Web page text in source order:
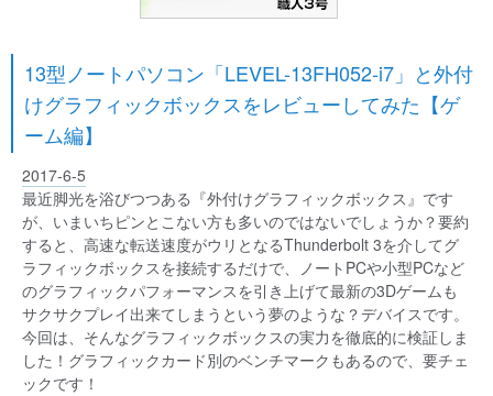
13型ノートパソコン「LEVEL-13FH052-i7」と外付
けグラフィックボックスをレビューしてみた【ゲ
ーム編】
2017-6-5
最近脚光を浴びつつある『外付けグラフィックボックス』です
が、いまいちピンとこない方も多いのではないでしょうか？要約
すると、高速な転送速度がウリとなるThunderbolt 3を介してグ
ラフィックボックスを接続するだけで、ノートPCや小型PCなど
のグラフィックパフォーマンスを引き上げて最新の3Dゲームも
サクサクプレイ出来てしまうという夢のような？デバイスです。
今回は、そんなグラフィックボックスの実力を徹底的に検証しま
した！グラフィックカード別のベンチマークもあるので、要チェ
ックです！